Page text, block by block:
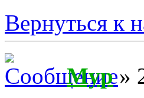
Вернуться к
Myp»